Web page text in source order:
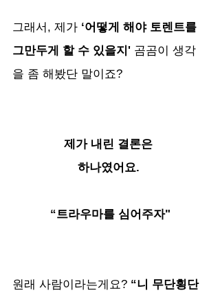
그래서, 제가 ‘어떻게 해야 토렌트를
그만두게 할 수 있을지' 곰곰이 생각
을 좀 해봤단 말이죠?
제가 내린 결론은
하나였어요.
“트라우마를 심어주자"
원래 사람이라는게요? “니 무단횡단